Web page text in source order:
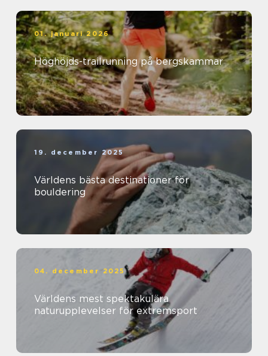
01. januari 2026
Höghöjds-trailrunning på bergskammar
19. december 2025
Världens bästa destinationer för
bouldering
04. december 2025
Världens mest spektakulära
naturupplevelser för extremsport